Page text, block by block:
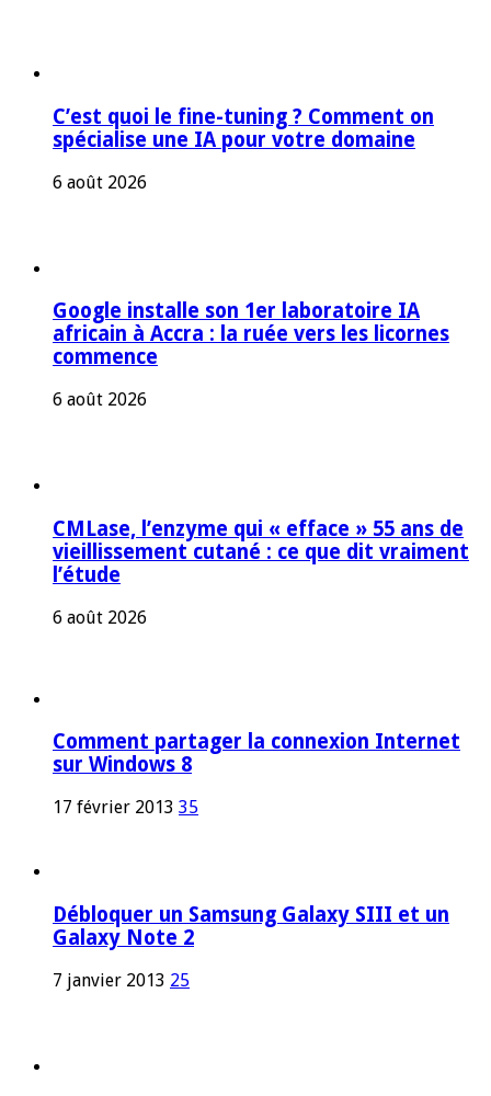
C’est quoi le fine-tuning ? Comment on
spécialise une IA pour votre domaine
6 août 2026
Google installe son 1er laboratoire IA
africain à Accra : la ruée vers les licornes
commence
6 août 2026
CMLase, l’enzyme qui « efface » 55 ans de
vieillissement cutané : ce que dit vraiment
l’étude
6 août 2026
Comment partager la connexion Internet
sur Windows 8
17 février 2013 35
Débloquer un Samsung Galaxy SIII et un
Galaxy Note 2
7 janvier 2013 25